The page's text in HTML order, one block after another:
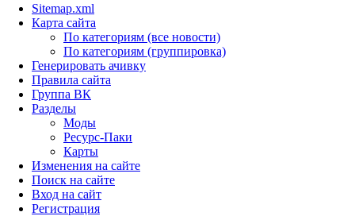
Sitemap.xml
Карта сайта
По категориям (все новости)
По категориям (группировка)
Генерировать ачивку
Правила сайта
Группа ВК
Разделы
Моды
Ресурс-Паки
Карты
Изменения на сайте
Поиск на сайте
Вход на сайт
Регистрация